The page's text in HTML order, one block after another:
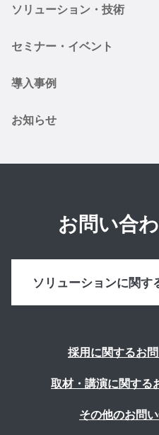
ソリューション・技術
セミナー・イベント
導入事例
お知らせ
お問い合
ソリューションに関す
採用に関するお
取材・講演に関する
その他のお問